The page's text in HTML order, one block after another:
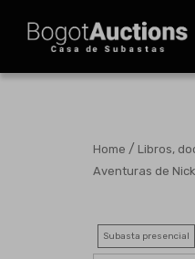
Home / Libros,
Aventuras de
Subasta presencial